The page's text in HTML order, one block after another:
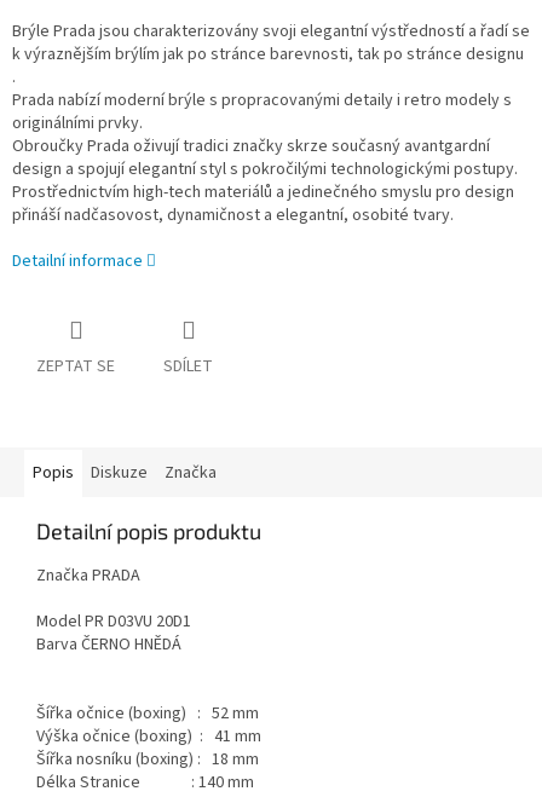
Brýle Prada jsou charakterizovány svoji elegantní výstředností a řadí se
k výraznějším brýlím jak po stránce barevnosti, tak po stránce designu
.
Prada nabízí moderní brýle s propracovanými detaily i retro modely s
originálními prvky.
Obroučky Prada oživují tradici značky skrze současný avantgardní
design a spojují elegantní styl s pokročilými technologickými postupy.
Prostřednictvím high-tech materiálů a jedinečného smyslu pro design
přináší nadčasovost, dynamičnost a elegantní, osobité tvary.
Detailní informace
ZEPTAT SE SDÍLET
Popis Diskuze Značka
Detailní popis produktu
Značka PRADA
Model PR D03VU 20D1
Barva ČERNO HNĚDÁ
Šířka očnice (boxing) : 52 mm
Výška očnice (boxing) : 41 mm
Šířka nosníku (boxing) : 18 mm
Délka Stranice : 140 mm